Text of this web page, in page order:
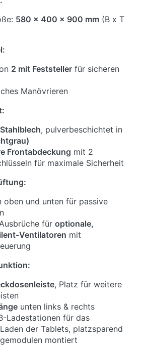
580 x 400 x 900 mm (B x T
2 mit Feststeller für sicheren
Manövrieren
Stahlblech, pulverbeschichtet in
Frontabdeckung mit 2
für maximale Sicherheit
oben und unten für passive
für optionale,
Ventilatoren mit
, Platz für weitere
unten links & rechts
Ladestationen für das
der Tablets, platzsparend
montiert